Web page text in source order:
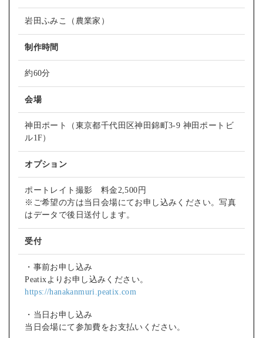
岩田ふみこ（農業家）
制作時間
約60分
会場
神田ポート（東京都千代田区神田錦町3-9 神田ポートビ
ル1F）
オプション
ポートレイト撮影 料金2,500円
※ご希望の方は当日会場にてお申し込みください。写真
はデータで後日送付します。
受付
・事前お申し込み
Peatixよりお申し込みください。
https://hanakanmuri.peatix.com
・当日お申し込み
当日会場にて参加費をお支払いください。